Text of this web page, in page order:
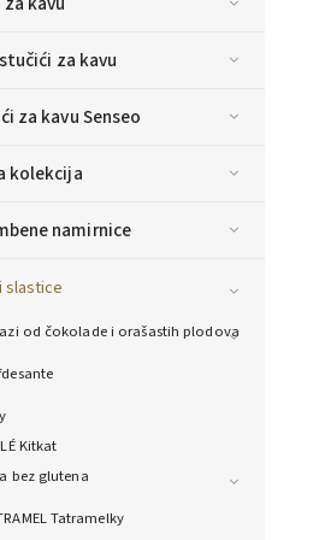
za kavu
za kavu Senseo
kolekcija
namirnice
slastice
od čokolade i orašastih plodova
Kitkat
bez glutena
Tatramelky